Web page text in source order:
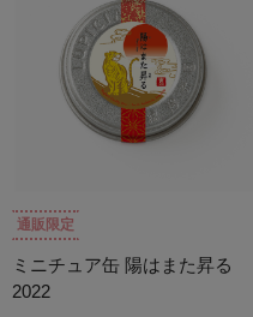
通販限定
ミニチュア缶 陽はまた昇る
2022